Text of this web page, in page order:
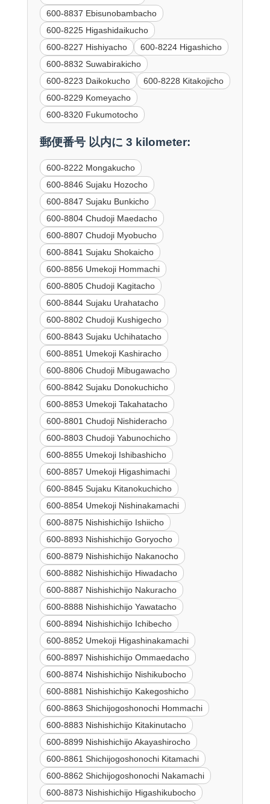
600-8837 Ebisunobambacho
600-8225 Higashidaikucho
600-8227 Hishiyacho
600-8224 Higashicho
600-8832 Suwabirakicho
600-8223 Daikokucho
600-8228 Kitakojicho
600-8229 Komeyacho
600-8320 Fukumotocho
郵便番号 以内に 3 kilometer:
600-8222 Mongakucho
600-8846 Sujaku Hozocho
600-8847 Sujaku Bunkicho
600-8804 Chudoji Maedacho
600-8807 Chudoji Myobucho
600-8841 Sujaku Shokaicho
600-8856 Umekoji Hommachi
600-8805 Chudoji Kagitacho
600-8844 Sujaku Urahatacho
600-8802 Chudoji Kushigecho
600-8843 Sujaku Uchihatacho
600-8851 Umekoji Kashiracho
600-8806 Chudoji Mibugawacho
600-8842 Sujaku Donokuchicho
600-8853 Umekoji Takahatacho
600-8801 Chudoji Nishideracho
600-8803 Chudoji Yabunochicho
600-8855 Umekoji Ishibashicho
600-8857 Umekoji Higashimachi
600-8845 Sujaku Kitanokuchicho
600-8854 Umekoji Nishinakamachi
600-8875 Nishishichijo Ishiicho
600-8893 Nishishichijo Goryocho
600-8879 Nishishichijo Nakanocho
600-8882 Nishishichijo Hiwadacho
600-8887 Nishishichijo Nakuracho
600-8888 Nishishichijo Yawatacho
600-8894 Nishishichijo Ichibecho
600-8852 Umekoji Higashinakamachi
600-8897 Nishishichijo Ommaedacho
600-8874 Nishishichijo Nishikubocho
600-8881 Nishishichijo Kakegoshicho
600-8863 Shichijogoshonochi Hommachi
600-8883 Nishishichijo Kitakinutacho
600-8899 Nishishichijo Akayashirocho
600-8861 Shichijogoshonochi Kitamachi
600-8862 Shichijogoshonochi Nakamachi
600-8873 Nishishichijo Higashikubocho